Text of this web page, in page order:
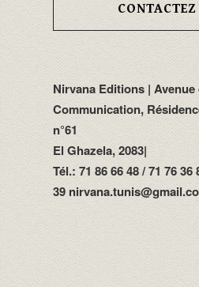
CONTACTEZ
Nirvana Editions | Avenue
Communication,
n°61
El Ghazela, 2083|
Tél.: 71 86 66 48 / 71 76 36
39